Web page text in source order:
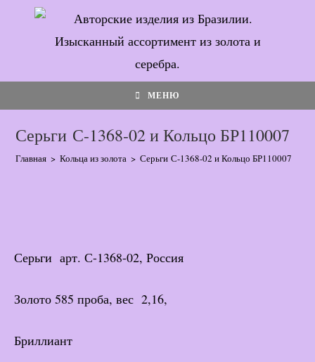
Перейти
содержимому
МЕНЮ
Серьги С-1368-02 и Кольцо БР110007
Главная > Кольца из золота > Серьги С-1368-02 и Кольцо БР110007
Серьги арт. С-1368-02, Россия
Золото 585 проба, вес 2,16,
Бриллиант